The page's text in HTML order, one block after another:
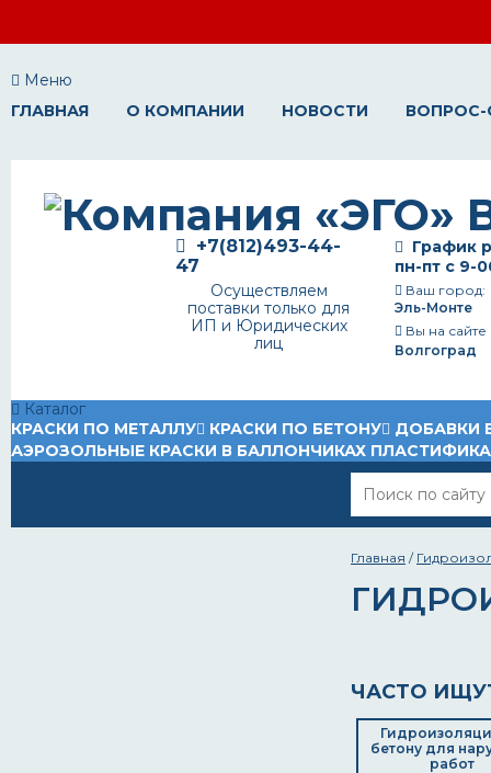
Меню
ГЛАВНАЯ
О КОМПАНИИ НОВОСТИ ВОПРОС-
График
пн-пт с 9-
Ваш город:
Эль-Монте
Вы на
Волгоград
+7(812)493-44-
47
Осуществляем
поставки только для
ИП и Юридических
лиц
Каталог
КРАСКИ ПО МЕТАЛЛУ
КРАСКИ ПО БЕТОНУ
ДОБАВКИ
АЭРОЗОЛЬНЫЕ КРАСКИ В БАЛЛОНЧИКАХ
Главная /
ЧАСТО
бетону для
работ